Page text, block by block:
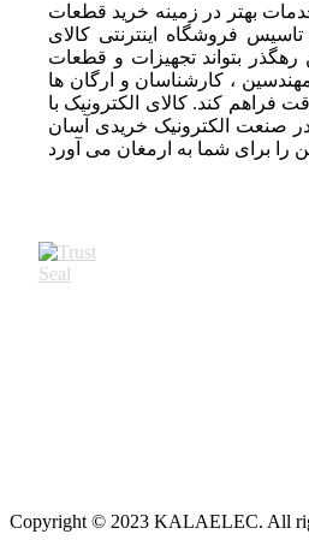
بهتر در زمینه خرید قطعات
تاسیس فروشگاه اینترنتی کالای
رهگذر بتواند تجهیزات و قطعات
، کارشناسان و ارگان ها
فراهم کند. کالای الکترونیک با
صنعت الکترونیک خریدی آسان
Copyright © 2023 KALAELEC. All